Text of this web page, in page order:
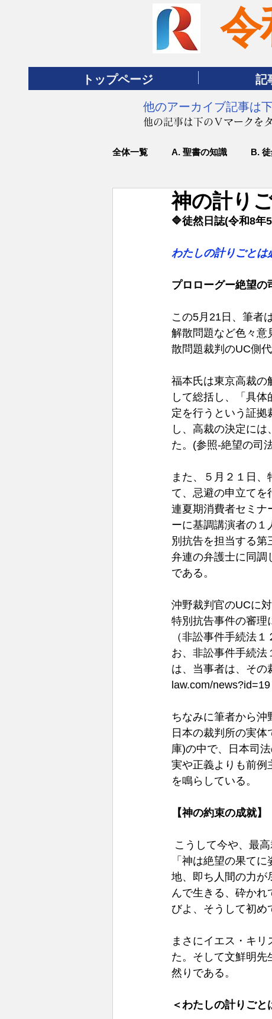
令
トップページ 記
他のアーカイブ記事は
他の記事は下のＶマークを
全体一覧 A. 聖書の知識 B.
神の計り
🔷徒然日誌(令和8年
わたしの計りごとは
プロローグー絶望の
この5月21日、筆者
解散問題など色々意
散問題裁判のUC側
福本氏は東京高裁の
して総括し、「具
定を行うという証拠
し、高裁の決定に
た。(参照-絶望の司
また、５月２１日
て、忌避の申立てを
連夏期消費者セミナ
ーに基調講演者の１
別抗告を担当する第
弁連の弁護士に同調
である。
沖野裁判官のUCに
特別抗告事件の審理
（非訟事件手続法
お、非訟事件手続法
は、当事者は、そ
law.com/news?id=19
ちなみに筆者から沖
日本の裁判所の実
庫)の中で、日本司
実や正義よりも前例
を鳴らしている。
【神の約束の成就】
こうして今や、最
「神は絶望の果て
地、即ち人間の力が
んで生きる、砕か
びよ、そうして初め
まさにイエス・キ
た。そして文鮮明先
然りである。
＜わたしの計りごと